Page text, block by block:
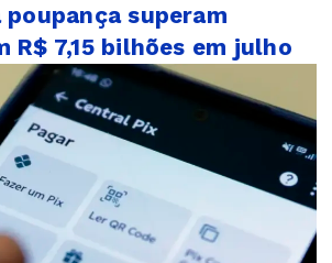
superam
R$ 7,15 bilhões em julho